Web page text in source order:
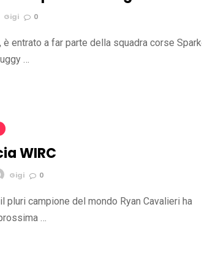
Gigi 0
è entrato a far parte della squadra corse
…
WIRC
Gigi 0
pluri campione del mondo Ryan Cavalieri ha
…